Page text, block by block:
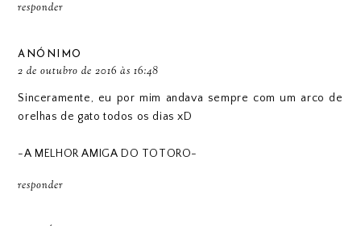
responder
ANÓNIMO
2 de outubro de 2016 às 16:48
Sinceramente, eu por mim andava sempre com um arco de
orelhas de gato todos os dias xD
-A MELHOR AMIGA DO TOTORO-
responder